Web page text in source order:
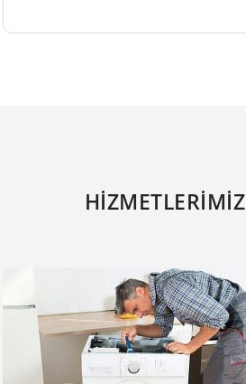
HİZMETLERİMİZ